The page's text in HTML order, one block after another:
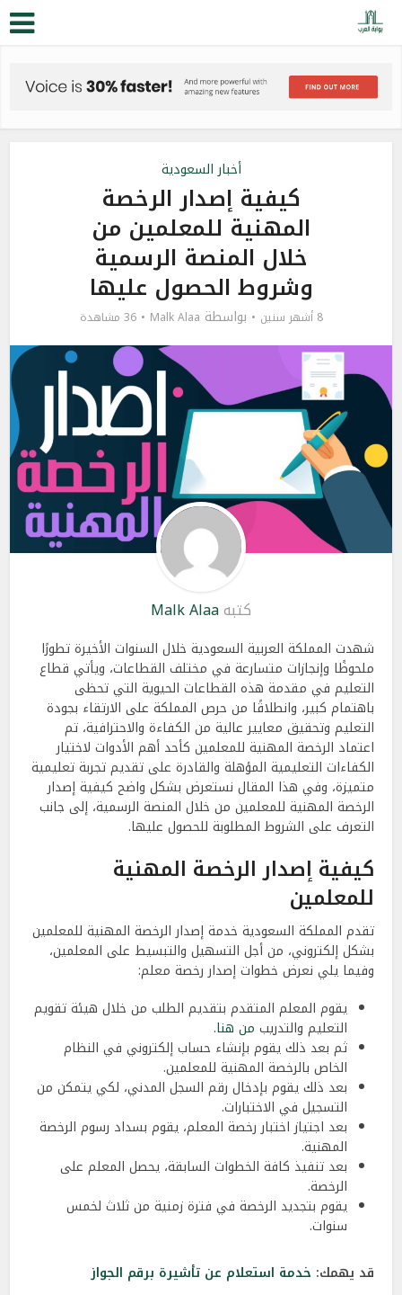
أخبار السعودية
كيفية إصدار الرخصة
المهنية للمعلمين من
خلال المنصة الرسمية
وشروط الحصول عليها
8 أشهر سنين بواسطة Malk Alaa 36 مشاهدة
كتبهMalk Alaa
شهدت المملكة العربية السعودية خلال السنوات الأخيرة تطورًا
ملحوظًا وإنجازات متسارعة في مختلف القطاعات، ويأتي قطاع
التعليم في مقدمة هذه القطاعات الحيوية التي تحظى
باهتمام كبير، وانطلاقًا من حرص المملكة على الارتقاء بجودة
التعليم وتحقيق معايير عالية من الكفاءة والاحترافية، تم
اعتماد الرخصة المهنية للمعلمين كأحد أهم الأدوات لاختيار
الكفاءات التعليمية المؤهلة والقادرة على تقديم تجربة تعليمية
متميزة، وفي هذا المقال نستعرض بشكل واضح كيفية إصدار
الرخصة المهنية للمعلمين من خلال المنصة الرسمية، إلى جانب
التعرف على الشروط المطلوبة للحصول عليها.
كيفية إصدار الرخصة المهنية
للمعلمين
تقدم المملكة السعودية خدمة إصدار الرخصة المهنية للمعلمين
بشكل إلكتروني، من أجل التسهيل والتبسيط على المعلمين،
وفيما يلي نعرض خطوات إصدار رخصة معلم:
يقوم المعلم المتقدم بتقديم الطلب من خلال هيئة تقويم
التعليم والتدريب من هنا.
ثم بعد ذلك يقوم بإنشاء حساب إلكتروني في النظام
الخاص بالرخصة المهنية للمعلمين.
بعد ذلك يقوم بإدخال رقم السجل المدني، لكي يتمكن من
التسجيل في الاختبارات.
بعد اجتياز اختبار رخصة المعلم، يقوم بسداد رسوم الرخصة
المهنية.
بعد تنفيذ كافة الخطوات السابقة، يحصل المعلم على
الرخصة.
يقوم بتجديد الرخصة في فترة زمنية من ثلاث لخمس
سنوات.
قد يهمك: خدمة استعلام عن تأشيرة برقم الجواز